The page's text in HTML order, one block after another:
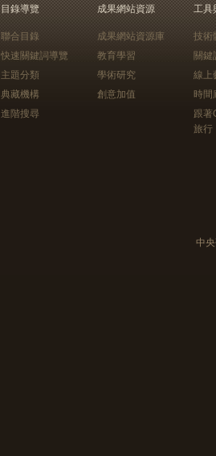
目錄導覽
聯合目錄
快速關鍵詞導覽
主題分類
典藏機構
進階搜尋
成果網站資源
成果網站資源庫
教育學習
學術研究
創意加值
工具
技術
關鍵
線上
時間
跟
旅行
中